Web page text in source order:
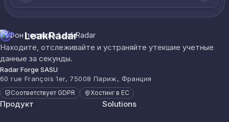
LeakRadar
Находите, отслеживайте и устраняйте утекшие учетные
данные за секунды.
Radar Forge SASU
60 rue François 1er, 75008 Париж, Франция
Соответствует GDPR Хостинг в ЕС
Продукт Solutions